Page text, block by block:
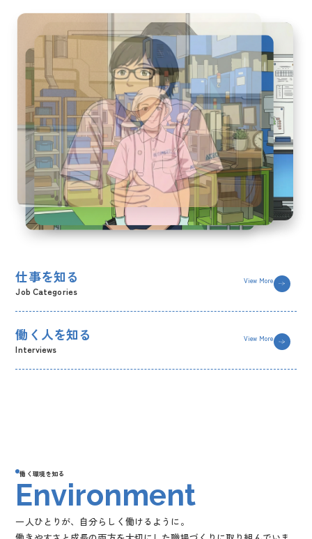
仕事を知る
Job Categories
View More
働く人を知る
Interviews
View More
働く環境を知る
Environment
一人ひとりが、自分らしく働けるように。